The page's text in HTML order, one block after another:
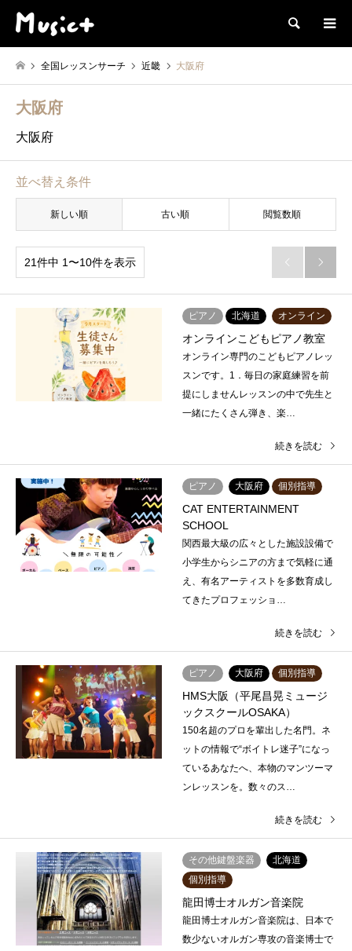
検索
全国レッスンサーチ 近畿 大阪府
大阪府
大阪府
並べ替え条件
新しい順 古い順 閲覧数順
21件中 1〜10件を表示  
ピアノ 北海道 オンライン
オンラインこどもピアノ教室
オンライン専門のこどもピアノレッ
スンです。1．毎日の家庭練習を前
提にしませんレッスンの中で先生と
一緒にたくさん弾き、楽…
続きを読む
ピアノ 大阪府 個別指導
CAT ENTERTAINMENT
SCHOOL
関西最大級の広々とした施設設備で
小学生からシニアの方まで気軽に通
え、有名アーティストを多数育成し
てきたプロフェッショ…
続きを読む
ピアノ 大阪府 個別指導
HMS大阪（平尾昌晃ミュージ
ックスクールOSAKA）
150名超のプロを輩出した名門。ネ
ットの情報で“ボイトレ迷子”になっ
ているあなたへ、本物のマンツーマ
ンレッスンを。数々のス…
続きを読む
その他鍵盤楽器
北海道
個別指導
龍田博士オルガン音楽院
龍田博士オルガン音楽院は、日本で
数少ないオルガン専攻の音楽博士で